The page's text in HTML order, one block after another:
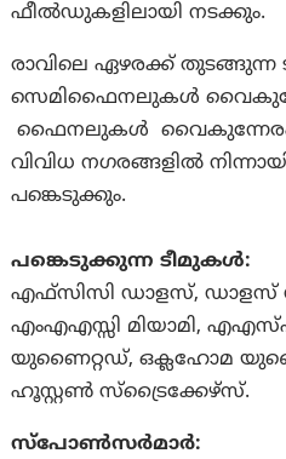
ഫീൽഡുകളിലായി നടക്കും.
രാവിലെ ഏഴരക്ക്
സെമിഫൈനലുകൾ
ഫൈനലുകൾ വൈകുന്നേരം
വിവിധ നഗരങ്ങളിൽ
പങ്കെടുക്കും.
പങ്കെടുക്കുന്ന ടീമുകൾ:
എഫ്‌സിസി ഡാളസ്,
എംഎഎസ്സി മിയാമി,
യുണൈറ്റഡ്, ഒക്ലഹോമ
ഹൂസ്റ്റൺ സ്‌ട്രൈക്കേഴ്‌സ്.
സ്പോൺസർമാർ: